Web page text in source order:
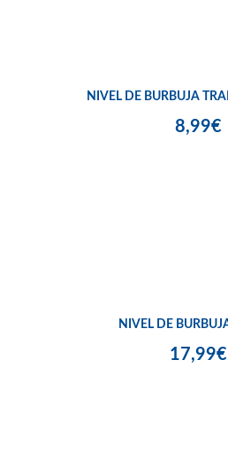
NIVEL DE BURBUJA
8,99€
NIVEL DE
17,99€